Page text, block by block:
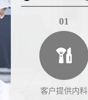
01
客户提供内料